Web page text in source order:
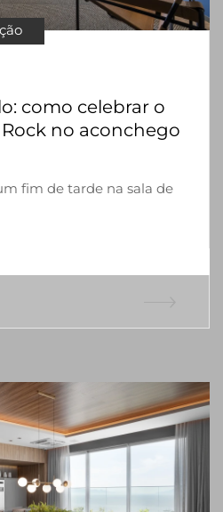
como celebrar o
no aconchego
fim de tarde na sala de